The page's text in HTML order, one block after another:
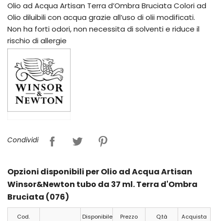
Olio ad Acqua Artisan Terra d’Ombra Bruciata Colori ad
Olio diluibili con acqua grazie all’uso di olii modificati.
Non ha forti odori, non necessita di solventi e riduce il
rischio di allergie
Condividi
Opzioni disponibili per Olio ad Acqua Artisan
Winsor&Newton tubo da 37 ml. Terra d'Ombra
Bruciata (076)
Cod. Disponibile Prezzo Q.tà Acquista